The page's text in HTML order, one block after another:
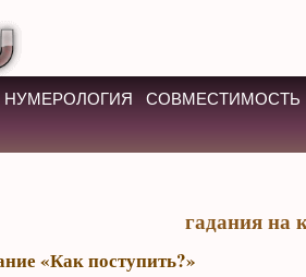
НУМЕРОЛОГИЯ СОВМЕСТИМОСТЬ
гадания на
«Как поступить?»